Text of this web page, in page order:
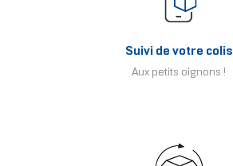
Suivi de votre colis
Aux petits oignons !